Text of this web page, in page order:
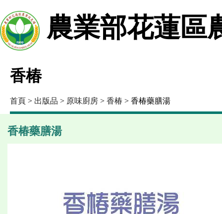
農業部花蓮區
香椿
首頁 > 出版品 > 原味廚房 > 香椿 > 香椿藥膳湯
香椿藥膳湯